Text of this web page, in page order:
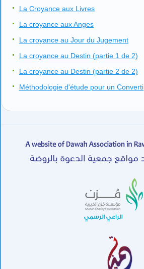
La Croyance aux Livres
La croyance aux Anges
La croyance au Jour du Jugement
La croyance au Destin (partie 1 de 2)
La croyance au Destin (partie 2 de 2)
Méthodologie d'étude pour un Converti